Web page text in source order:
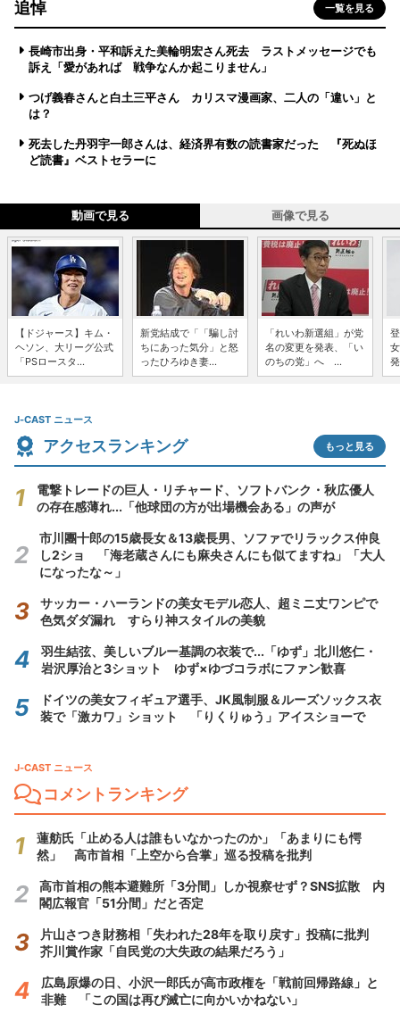
追悼 一覧を見る
長崎市出身・平和訴えた美輪明宏さん死去 ラストメッセージでも
訴え「愛があれば 戦争なんか起こりません」
つげ義春さんと白土三平さん カリスマ漫画家、二人の「違い」と
は？
死去した丹羽宇一郎さんは、経済界有数の読書家だった 『死ぬほ
ど読書』ベストセラーに
動画で見る 画像で見る
【ドジャース】キム・
ヘソン、大リーグ公式
「PSロースタ...
新党結成で「「騙し討
ちにあった気分」と怒
ったひろゆき妻...
「れいわ新選組」が党
名の変更を発表、「い
のちの党」へ ...
J-CAST ニュース
アクセスランキング もっと見る
電撃トレードの巨人・リチャード、ソフトバンク・秋広優人
の存在感薄れ...「他球団の方が出場機会ある」の声が
市川團十郎の15歳長女＆13歳長男、ソファでリラックス仲良
し2ショ 「海老蔵さんにも麻央さんにも似てますね」「大人
になったな～」
サッカー・ハーランドの美女モデル恋人、超ミニ丈ワンピで
色気ダダ漏れ すらり神スタイルの美貌
羽生結弦、美しいブルー基調の衣装で...「ゆず」北川悠仁・
岩沢厚治と3ショット ゆず×ゆづコラボにファン歓喜
ドイツの美女フィギュア選手、JK風制服＆ルーズソックス衣
装で「激カワ」ショット 「りくりゅう」アイスショーで
J-CAST ニュース
コメントランキング
蓮舫氏「止める人は誰もいなかったのか」「あまりにも愕
然」 高市首相「上空から合掌」巡る投稿を批判
高市首相の熊本避難所「3分間」しか視察せず？SNS拡散 内
閣広報官「51分間」だと否定
片山さつき財務相「失われた28年を取り戻す」投稿に批判
芥川賞作家「自民党の大失政の結果だろう」
広島原爆の日、小沢一郎氏が高市政権を「戦前回帰路線」と
非難 「この国は再び滅亡に向かいかねない」